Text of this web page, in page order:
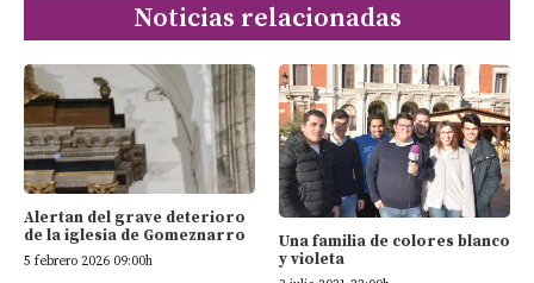
Noticias relacionadas
Alertan del grave deterioro
de la iglesia de Gomeznarro
5 febrero 2026 09:00h
Una familia de colores blanco
y violeta